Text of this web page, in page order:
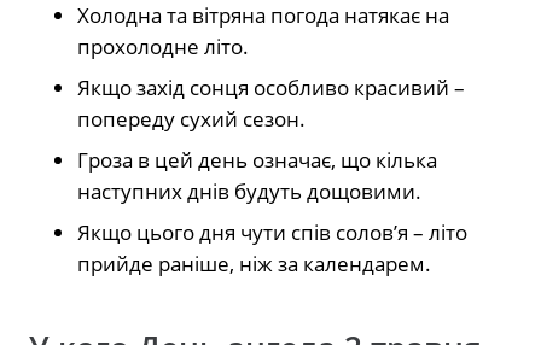
Холодна та вітряна погода натякає на
прохолодне літо.
Якщо захід сонця особливо красивий –
попереду сухий сезон.
Гроза в цей день означає, що кілька
наступних днів будуть дощовими.
Якщо цього дня чути спів солов’я – літо
прийде раніше, ніж за календарем.